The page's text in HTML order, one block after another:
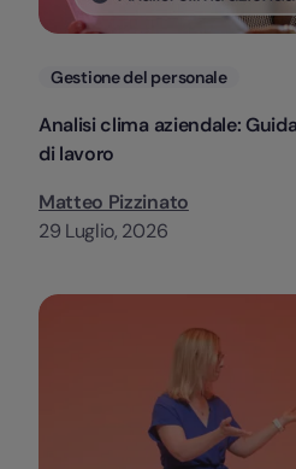
Categorie
Gestione del personale
Analisi clima aziendale:
di lavoro
Matteo Pizzinato
29 Luglio, 2026